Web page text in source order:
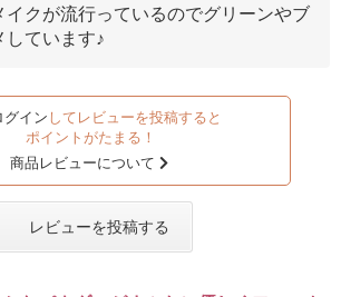
イクが流行っているのでグリーンやブ
しています♪
グイン してレビューを投稿すると
ポイントがたまる！
商品レビューについて
レビューを投稿する